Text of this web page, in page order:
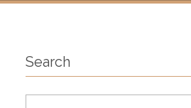
Search